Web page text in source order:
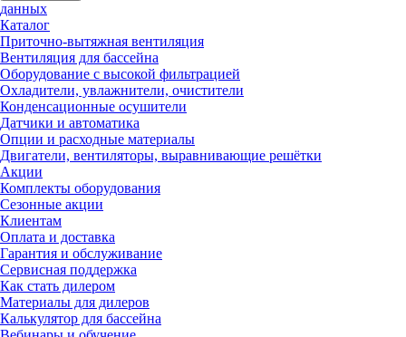
данных
Каталог
Приточно-вытяжная вентиляция
Вентиляция для бассейна
Оборудование с высокой фильтрацией
Охладители, увлажнители, очистители
Конденсационные осушители
Датчики и автоматика
Опции и расходные материалы
Двигатели, вентиляторы, выравнивающие решётки
Акции
Комплекты оборудования
Сезонные акции
Клиентам
Оплата и доставка
Гарантия и обслуживание
Сервисная поддержка
Как стать дилером
Материалы для дилеров
Калькулятор для бассейна